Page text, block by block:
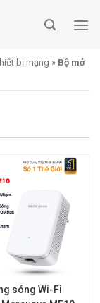
bị mạng » Bộ mở
sóng Wi-Fi